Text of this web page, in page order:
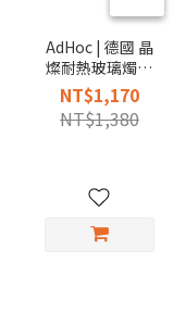
AdHoc | 德國 晶
燦耐熱玻璃燭台
極光灰 6.8cm (二
入)
NT$1,170
NT$1,380